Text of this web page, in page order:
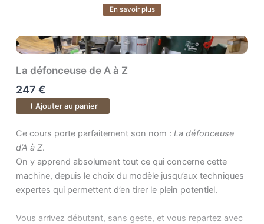
Transformez votre atelier en un lieu fonctionnel, sûr et
organiser vos postes de travail et tirer le meilleur parti de
votre espace, quel que soit sa taille ou votre budget.
Conception — Donnez vie à vos idées
Apprenez à concevoir et modéliser vos projets. Vous
fabrication.
Bois — Comprenez la matière vivante
Faites du bois votre meilleur allié. Apprenez à choisir les
En savoir plus
La défonceuse de A à Z
247 €
Ajouter au panier
Ce cours porte parfaitement son nom : . On y apprend
Ce cours porte parfaitement son nom :La défonceuse
d’A à Z.
On y apprend absolument tout ce qui concerne cette
machine, depuis le choix du modèle jusqu’aux techniques
expertes qui permettent d’en tirer le plein potentiel.
Vous arrivez débutant, sans geste, et vous repartez avec